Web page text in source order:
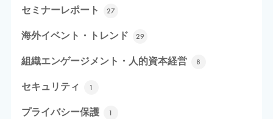
セミナーレポート 27
海外イベント・トレンド 29
組織エンゲージメント・人的資本経営 8
セキュリティ 1
プライバシー保護 1